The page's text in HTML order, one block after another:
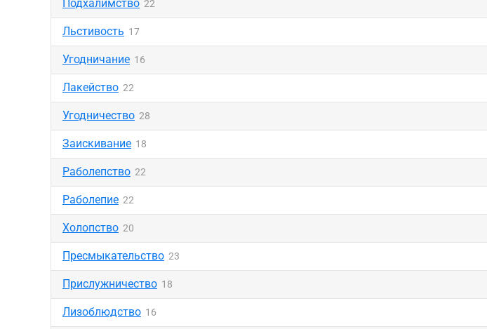
Подхалимство 22
Льстивость 17
Угодничание 16
Лакейство 22
Угодничество 28
Заискивание 18
Раболепство 22
Раболепие 22
Холопство 20
Пресмыкательство 23
Прислужничество 18
Лизоблюдство 16